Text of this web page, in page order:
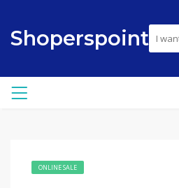
Shoperspoint
ONLINE SALE